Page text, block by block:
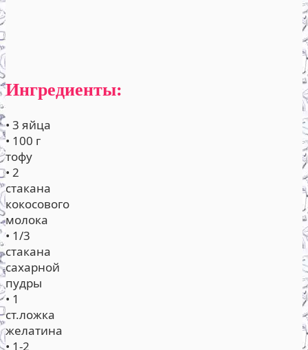
Ингредиенты:
• 3 яйца
• 100 г
тофу
• 2
стакана
кокосового
молока
• 1/3
стакана
сахарной
пудры
• 1
ст.ложка
желатина
• 1-2